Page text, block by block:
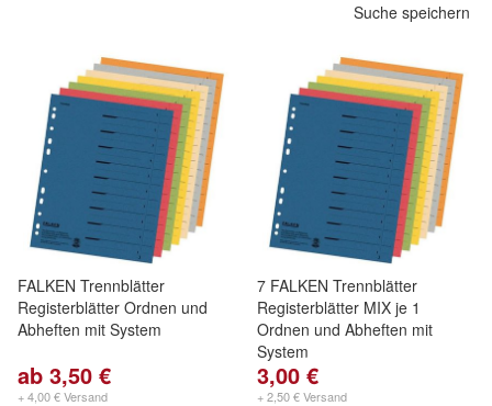
Suche speichern
FALKEN Trennblätter
Registerblätter Ordnen und
Abheften mit System
ab 3,50 €
+ 4,00 € Versand
7 FALKEN Trennblätter
Registerblätter MIX je 1
Ordnen und Abheften mit
System
3,00 €
+ 2,50 € Versand